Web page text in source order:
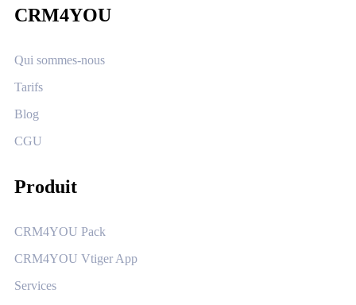
CRM4YOU
Qui sommes-nous
Tarifs
Blog
CGU
Produit
CRM4YOU Pack
CRM4YOU Vtiger App
Services